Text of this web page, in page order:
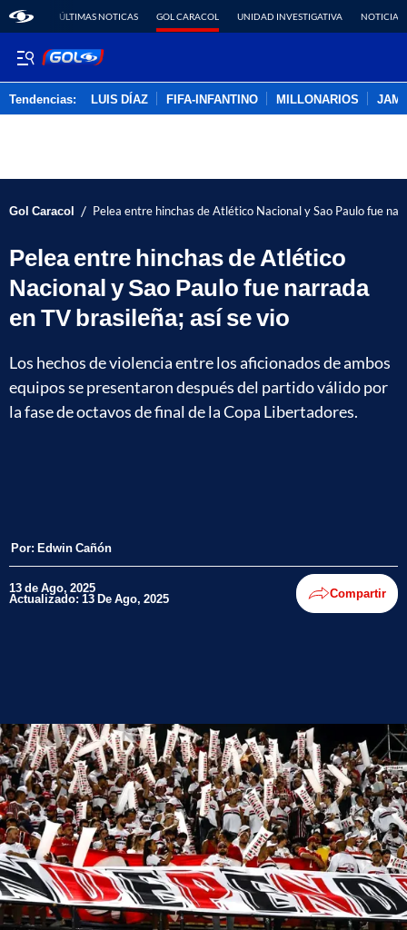
ÚLTIMAS NOTICAS GOL CARACOL UNIDAD INVESTIGATIVA NOTICIAS
Tendencias: LUIS DÍAZ FIFA-INFANTINO MILLONARIOS
Gol Caracol / Pelea entre hinchas de Atlético Nacional y Sao Paulo fue
Pelea entre hinchas de Atlético
Nacional y Sao Paulo fue narrada
en TV brasileña; así se vio
Los hechos de violencia entre los aficionados de ambos
equipos se presentaron después del partido válido por
la fase de octavos de final de la Copa Libertadores.
Por: Edwin Cañón
13 de Ago, 2025
Actualizado: 13 De Ago, 2025 Compartir